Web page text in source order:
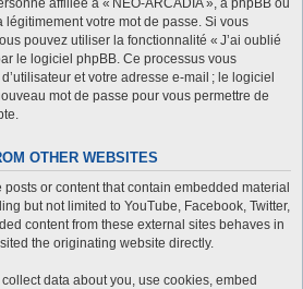
affiliée à « NEO-ARCADIA », à phpBB ou
votre mot de passe. Si vous
pouvez utiliser la fonctionnalité « J’ai oublié
le logiciel phpBB. Ce processus vous
et votre adresse e-mail ; le logiciel
mot de passe pour vous permettre de
OTHER WEBSITES
posts or content that contain embedded material
but not limited to YouTube, Facebook, Twitter,
content from these external sites behaves in
the originating website directly.
data about you, use cookies, embed